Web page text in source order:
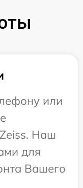
или
Наш
для
Вашего